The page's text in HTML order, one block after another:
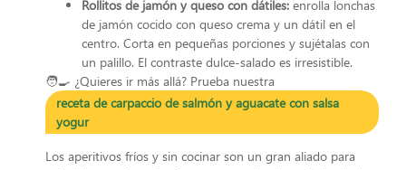
Rollitos de jamón y queso con dátiles: enrolla lonchas
de jamón cocido con queso crema y un dátil en el
centro. Corta en pequeñas porciones y sujétalas con
un palillo. El contraste dulce-salado es irresistible.
🧑‍🍳 ¿Quieres ir más allá? Prueba nuestra
receta de carpaccio de salmón y aguacate con salsa
yogur
Los aperitivos fríos y sin cocinar son un gran aliado para